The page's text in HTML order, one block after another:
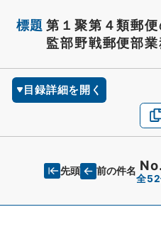
標題 第１聚第４類郵
監部野戦郵便部業
目録詳細を開く
先頭 前の件名
全